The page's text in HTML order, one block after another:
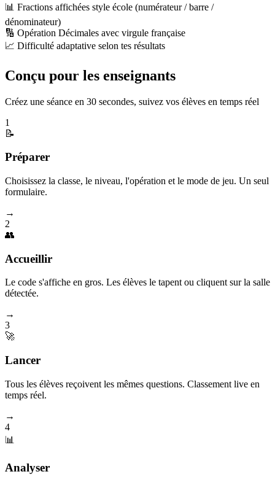
📊 Fractions affichées style école (numérateur / barre /
dénominateur)
🔢 Opération Décimales avec virgule française
📈 Difficulté adaptative selon tes résultats
Conçu pour les enseignants
Créez une séance en 30 secondes, suivez vos élèves en temps réel
1
📝
Préparer
Choisissez la classe, le niveau, l'opération et le mode de jeu. Un seul
formulaire.
→
2
👥
Accueillir
Le code s'affiche en gros. Les élèves le tapent ou cliquent sur la salle
détectée.
→
3
🚀
Lancer
Tous les élèves reçoivent les mêmes questions. Classement live en
temps réel.
→
4
📊
Analyser